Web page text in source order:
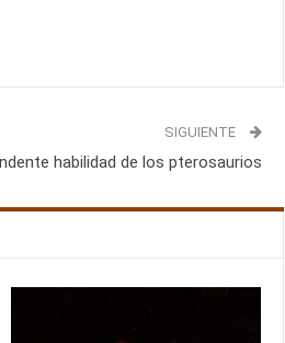
SIGUIENTE
habilidad de los pterosaurios